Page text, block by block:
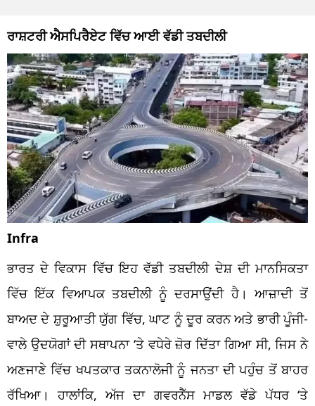
ਰਾਸ਼ਟਰੀ ਐਸਪਿਰੈਏਟ ਵਿੱਚ ਆਈ ਵੱਡੀ ਤਬਦੀਲੀ
Infra
ਭਾਰਤ ਦੇ ਵਿਕਾਸ ਵਿੱਚ ਇਹ ਵੱਡੀ ਤਬਦੀਲੀ ਦੇਸ਼ ਦੀ ਮਾਨਸਿਕਤਾ
ਵਿੱਚ ਇੱਕ ਵਿਆਪਕ ਤਬਦੀਲੀ ਨੂੰ ਦਰਸਾਉਂਦੀ ਹੈ। ਆਜ਼ਾਦੀ ਤੋਂ
ਬਾਅਦ ਦੇ ਸ਼ੁਰੂਆਤੀ ਯੁੱਗ ਵਿੱਚ, ਘਾਟ ਨੂੰ ਦੂਰ ਕਰਨ ਅਤੇ ਭਾਰੀ ਪੂੰਜੀ-
ਵਾਲੇ ਉਦਯੋਗਾਂ ਦੀ ਸਥਾਪਨਾ ‘ਤੇ ਵਧੇਰੇ ਜ਼ੋਰ ਦਿੱਤਾ ਗਿਆ ਸੀ, ਜਿਸ ਨੇ
ਅਣਜਾਣੇ ਵਿੱਚ ਖਪਤਕਾਰ ਤਕਨਾਲੋਜੀ ਨੂੰ ਜਨਤਾ ਦੀ ਪਹੁੰਚ ਤੋਂ ਬਾਹਰ
ਰੱਖਿਆ। ਹਾਲਾਂਕਿ, ਅੱਜ ਦਾ ਗਵਰਨੈੱਸ ਮਾਡਲ ਵੱਡੇ ਪੱਧਰ ‘ਤੇ